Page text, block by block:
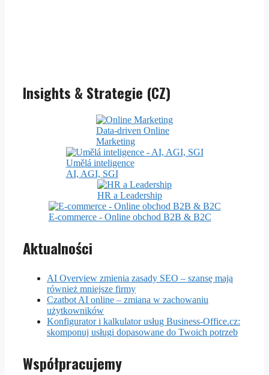
Insights & Strategie (CZ)
Data-driven Online
Marketing
Umělá inteligence
AI, AGI, SGI
HR a Leadership
E-commerce - Online obchod B2B & B2C
Aktualności
AI Overview zmienia zasady SEO – szansę mają
również mniejsze firmy
Czatbot AI online – zmiana w zachowaniu
użytkowników
Konfigurator i kalkulator usług Business-Office.cz:
skomponuj usługi dopasowane do Twoich potrzeb
Współpracujemy